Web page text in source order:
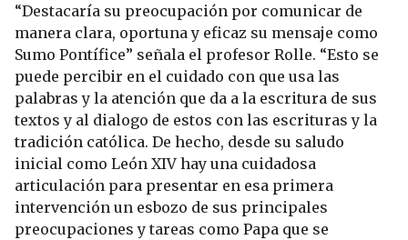
“Destacaría su preocupación por comunicar de
manera clara, oportuna y eficaz su mensaje como
Sumo Pontífice” señala el profesor Rolle. “Esto se
puede percibir en el cuidado con que usa las
palabras y la atención que da a la escritura de sus
textos y al dialogo de estos con las escrituras y la
tradición católica. De hecho, desde su saludo
inicial como León XIV hay una cuidadosa
articulación para presentar en esa primera
intervención un esbozo de sus principales
preocupaciones y tareas como Papa que se